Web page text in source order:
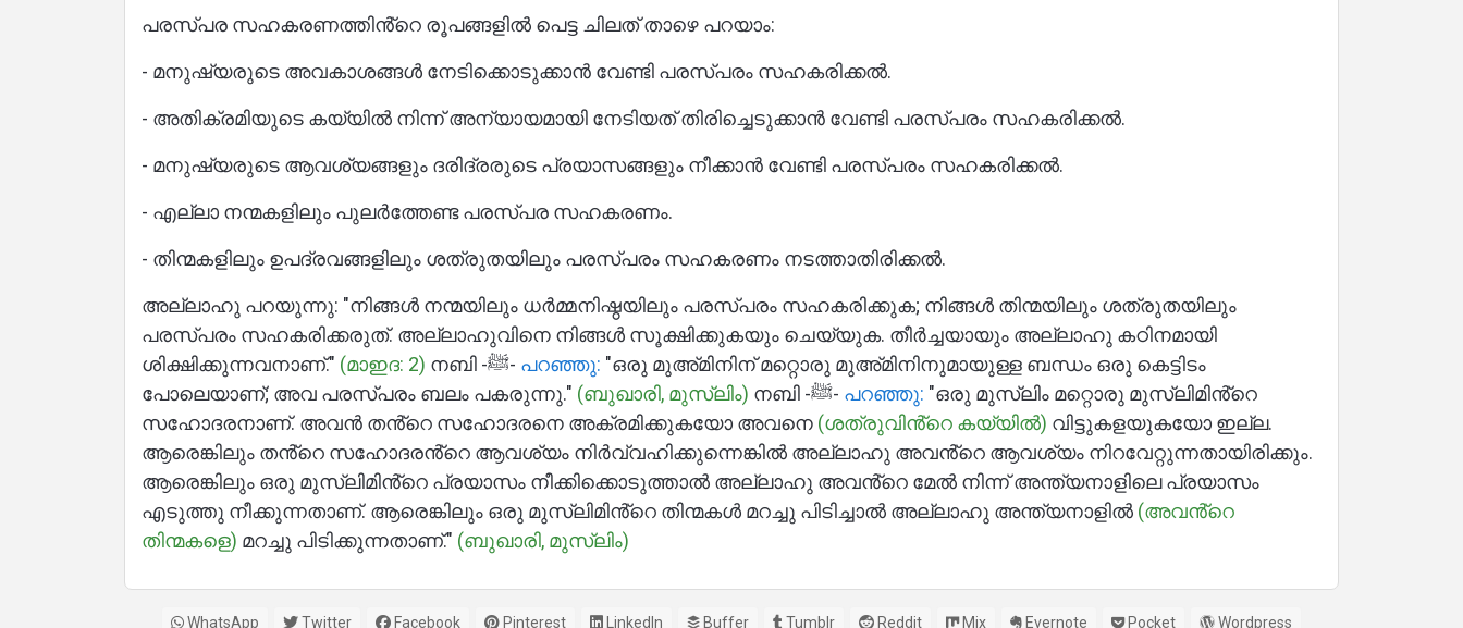
Languages
പരസ്പര സഹകരണത്തിൻ്റെ രൂപങ്ങളിൽ പെട്ട ചിലത് താഴെ പറയാം:
- മനുഷ്യരുടെ അവകാശങ്ങൾ നേടിക്കൊടുക്കാൻ വേണ്ടി പരസ്പരം സഹകരിക്കൽ.
- അതിക്രമിയുടെ കയ്യിൽ നിന്ന് അന്യായമായി നേടിയത് തിരിച്ചെടുക്കാൻ വേണ്ടി പരസ്പരം സഹകരിക്കൽ.
- മനുഷ്യരുടെ ആവശ്യങ്ങളും ദരിദ്രരുടെ പ്രയാസങ്ങളും നീക്കാൻ വേണ്ടി പരസ്പരം സഹകരിക്കൽ.
- എല്ലാ നന്മകളിലും പുലർത്തേണ്ട പരസ്പര സഹകരണം.
- തിന്മകളിലും ഉപദ്രവങ്ങളിലും ശത്രുതയിലും പരസ്പരം സഹകരണം നടത്താതിരിക്കൽ.
അല്ലാഹു പറയുന്നു: "നിങ്ങൾ നന്മയിലും ധർമ്മനിഷ്ഠയിലും പരസ്പരം സഹകരിക്കുക; നിങ്ങൾ തിന്മയിലും ശത്രുതയിലും
പരസ്പരം സഹകരിക്കരുത്. അല്ലാഹുവിനെ നിങ്ങൾ സൂക്ഷിക്കുകയും ചെയ്യുക. തീർച്ചയായും അല്ലാഹു കഠിനമായി
ശിക്ഷിക്കുന്നവനാണ്." (മാഇദ: 2) നബി -ﷺ- പറഞ്ഞു: "ഒരു മുഅ്മിനിന് മറ്റൊരു മുഅ്മിനിനുമായുള്ള ബന്ധം ഒരു കെട്ടിടം
പോലെയാണ്; അവ പരസ്പരം ബലം പകരുന്നു." (ബുഖാരി, മുസ്ലിം) നബി -ﷺ- പറഞ്ഞു: "ഒരു മുസ്ലിം മറ്റൊരു മുസ്ലിമിൻ്റെ
സഹോദരനാണ്. അവൻ തൻ്റെ സഹോദരനെ അക്രമിക്കുകയോ അവനെ (ശത്രുവിൻ്റെ കയ്യിൽ) വിട്ടുകളയുകയോ ഇല്ല.
ആരെങ്കിലും തൻ്റെ സഹോദരൻ്റെ ആവശ്യം നിർവ്വഹിക്കുന്നെങ്കിൽ അല്ലാഹു അവൻ്റെ ആവശ്യം നിറവേറ്റുന്നതായിരിക്കും.
ആരെങ്കിലും ഒരു മുസ്ലിമിൻ്റെ പ്രയാസം നീക്കിക്കൊടുത്താൽ അല്ലാഹു അവൻ്റെ മേൽ നിന്ന് അന്ത്യനാളിലെ പ്രയാസം
എടുത്തു നീക്കുന്നതാണ്. ആരെങ്കിലും ഒരു മുസ്ലിമിൻ്റെ തിന്മകൾ മറച്ചു പിടിച്ചാൽ അല്ലാഹു അന്ത്യനാളിൽ (അവൻ്റെ
തിന്മകളെ) മറച്ചു പിടിക്കുന്നതാണ്." (ബുഖാരി, മുസ്ലിം)
WhatsApp Twitter Facebook Pinterest LinkedIn Buffer Tumblr Reddit Mix Evernote Pocket Wordpress